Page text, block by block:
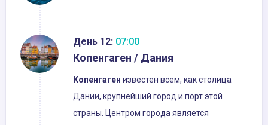
День 12: 07:00
Копенгаген / Дания
Копенгаген известен всем, как столица
Дании, крупнейший город и порт этой
страны. Центром города является